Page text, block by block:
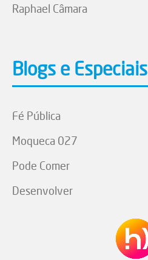
Raphael Câmara
Blogs e Especiais
Fé Pública
Moqueca 027
Pode Comer
Desenvolver